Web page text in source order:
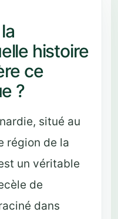
histoire
ce
?
situé au
région de la
un véritable
de
dans